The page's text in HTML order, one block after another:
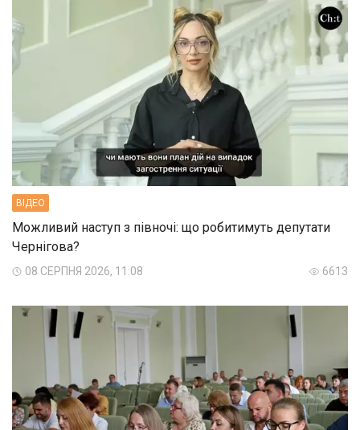
ВIДЕО
Можливий наступ з півночі: що робитимуть депутати
Чернігова?
08 СЕРПНЯ 2026, 11:08 6613